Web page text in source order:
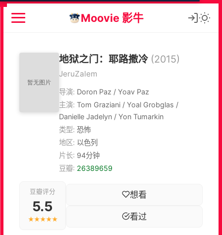
Moovie 影牛
地狱之门：耶路撒冷 (2015)
JeruZalem
导演: Doron Paz / Yoav Paz
主演: Tom Graziani / Yoal Grobglas /
Danielle Jadelyn / Yon Tumarkin
类型: 恐怖
地区: 以色列
片长: 94分钟
豆瓣: 26389659
豆瓣评分
5.5
★★★★★
想看
看过